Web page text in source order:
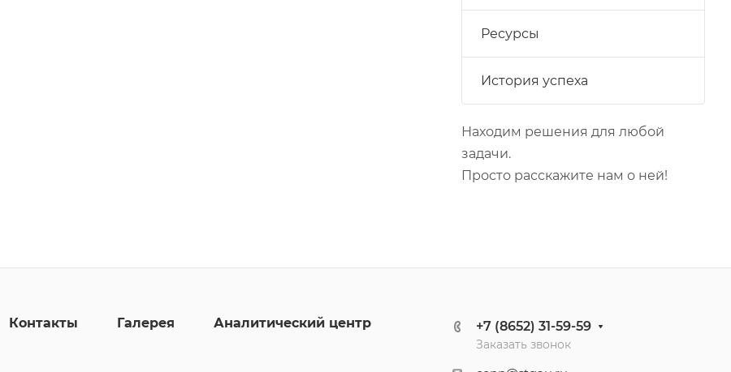
Ресурсы
История успеха
Находим решения для любой
задачи.
Просто расскажите нам о ней!
Контакты Галерея Аналитический центр +7 (8652) 31-59-59
Заказать звонок